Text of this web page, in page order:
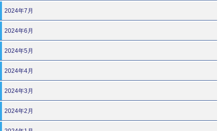
2024年7月
2024年6月
2024年5月
2024年4月
2024年3月
2024年2月